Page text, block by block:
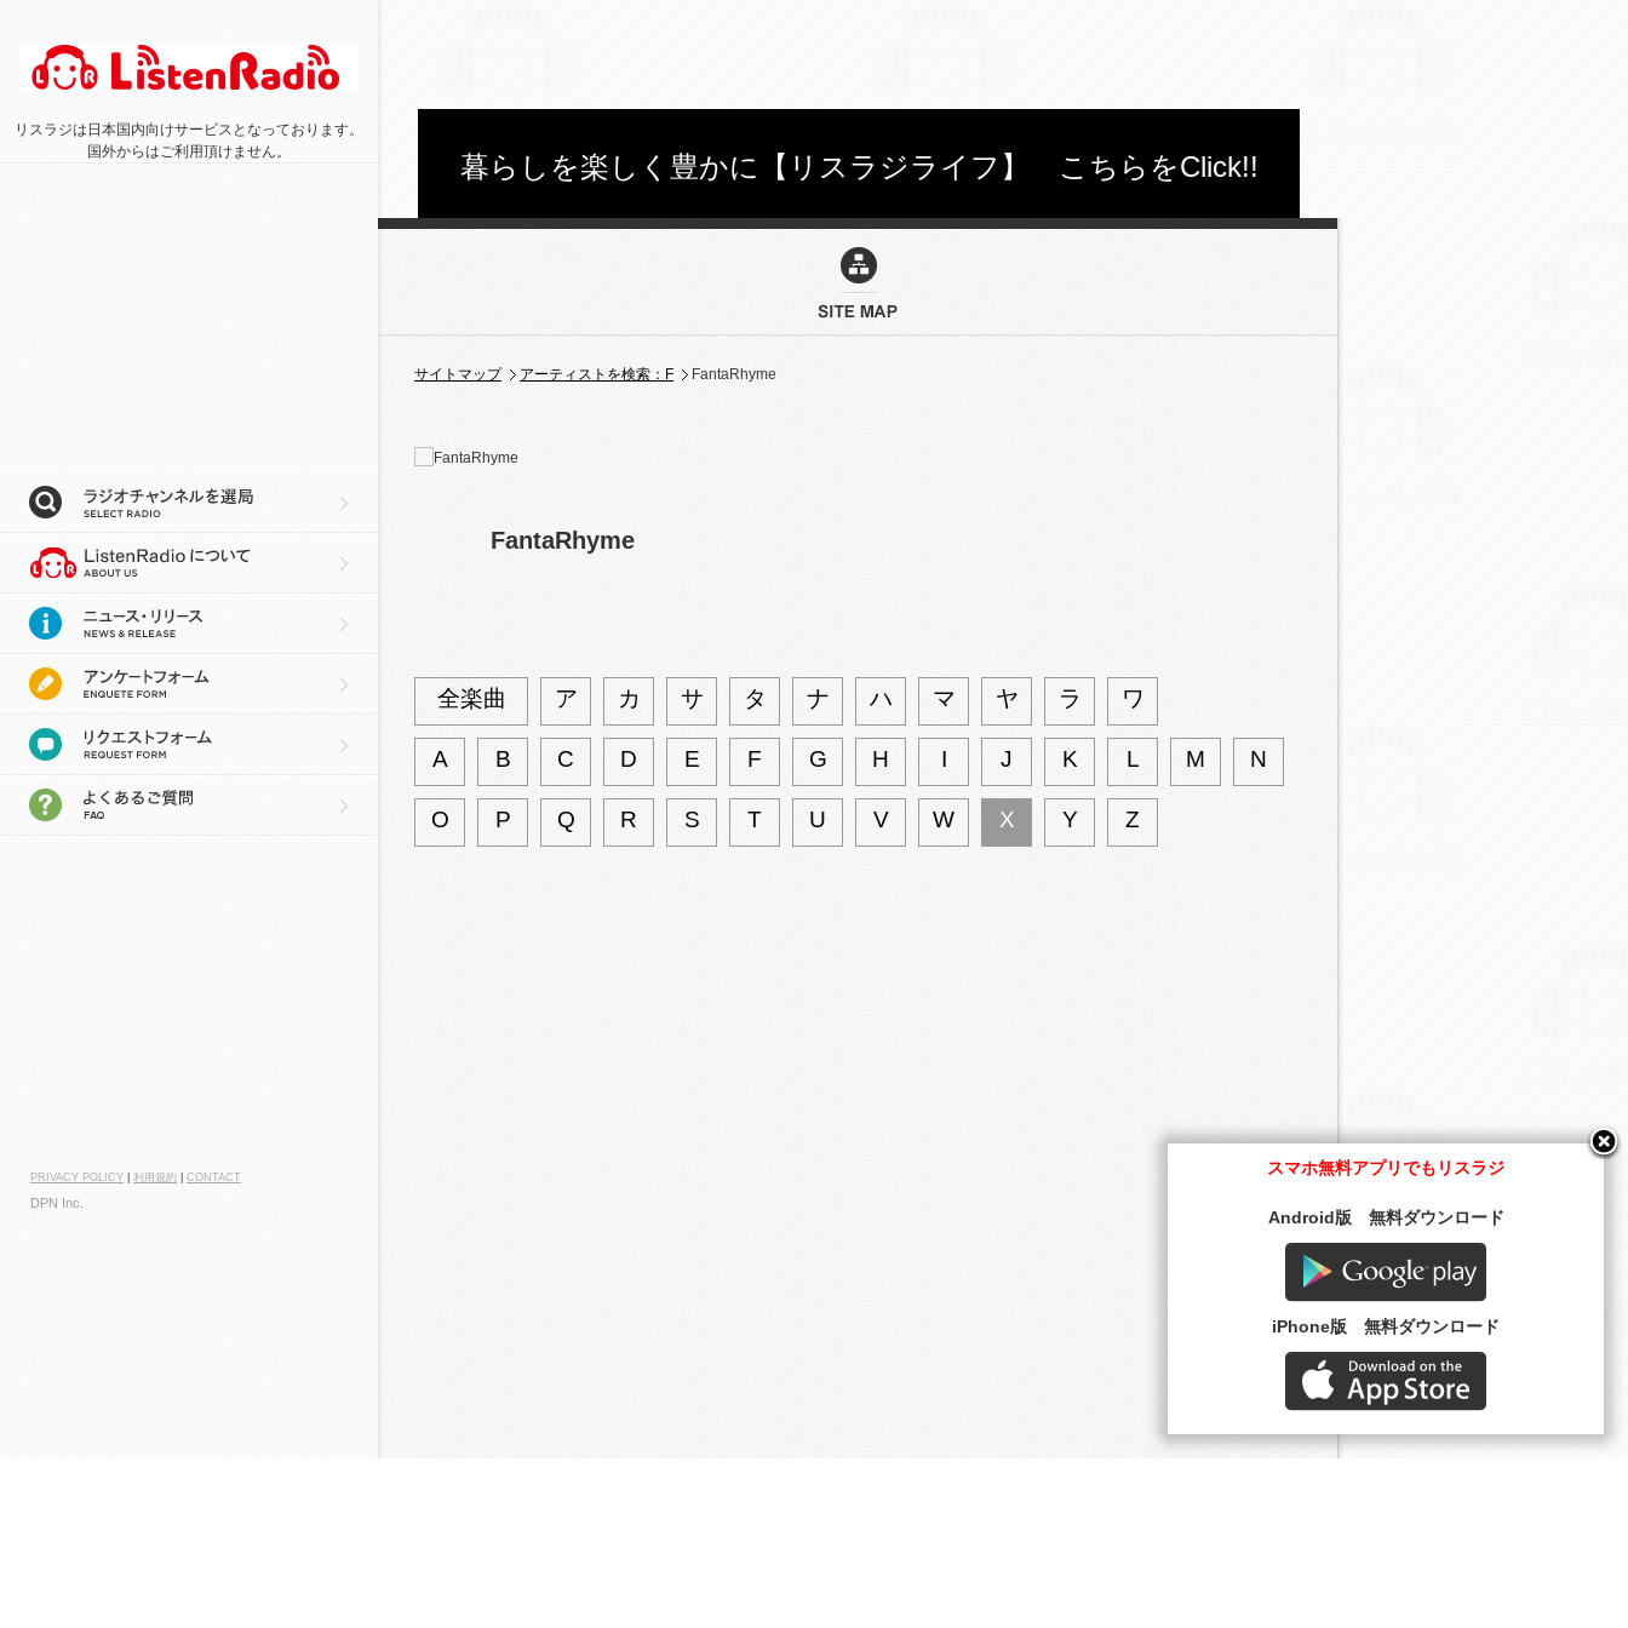
暮らしを楽しく豊かに【リスラジライフ】 こちらをClick!!
リスラジは日本国内向けサービスとなっております。
国外からはご利用頂けません。
PRIVACY POLICY 利用規約 CONTACT
DPN Inc.
サイトマップ アーティストを検索：F FantaRhyme
FantaRhyme
全楽曲 ア カ サ タ ナ ハ マ ヤ ラ ワ
A B C D E F G H I J K L M N
O P Q R S T U V W X Y Z
スマホ無料アプリでもリスラジ
Android版 無料ダウンロード
iPhone版 無料ダウンロード